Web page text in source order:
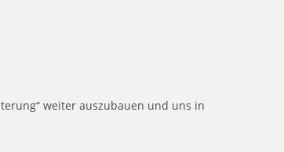
weiter auszubauen und uns in